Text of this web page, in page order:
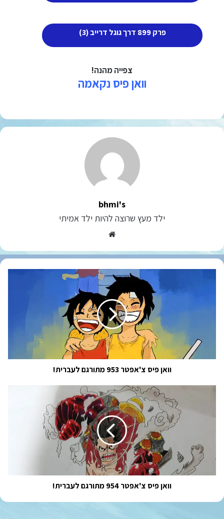
פרק 899 דרך גוגל דרייב (3)
צפייה מהנה!
וואן פיס נקאמה
bhmi's
ילד מעץ שרוצה להיות ילד אמיתי
וואן פיס צ'אפטר 953 מתורגם לעברית!
וואן
לעברית!
וואן פיס צ'אפטר 954 מתורגם לעברית!